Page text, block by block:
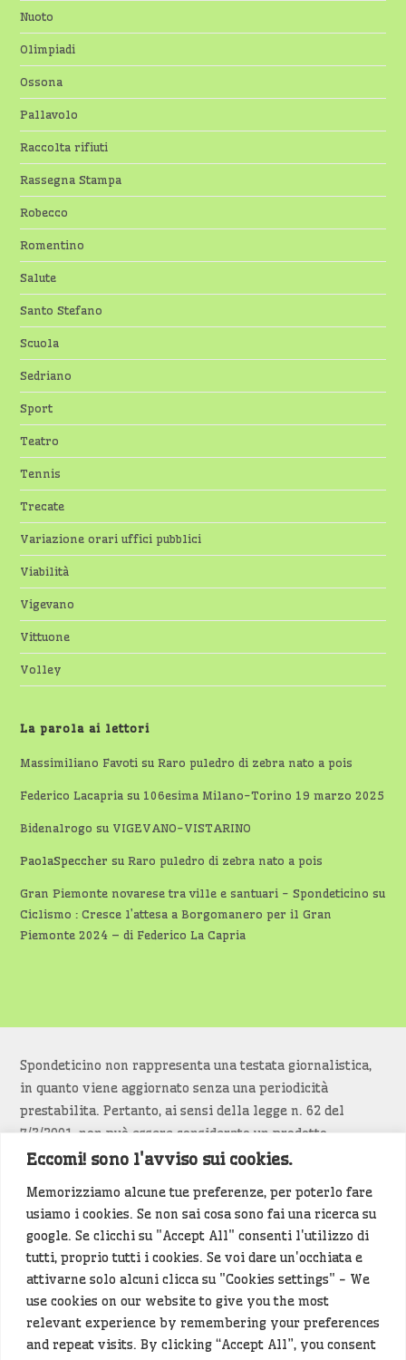
Eccomi! sono l'avviso sui cookies.
Memorizziamo alcune tue preferenze, per poterlo fare
usiamo i cookies. Se non sai cosa sono fai una ricerca su
google. Se clicchi su "Accept All" consenti l'utilizzo di
tutti, proprio tutti i cookies. Se voi dare un'occhiata e
attivarne solo alcuni clicca su "Cookies settings" - We
use cookies on our website to give you the most
relevant experience by remembering your preferences
and repeat visits. By clicking “Accept All”, you consent
Nuoto
Olimpiadi
Ossona
Pallavolo
Raccolta rifiuti
Rassegna Stampa
Robecco
Romentino
Salute
Santo Stefano
Scuola
Sedriano
Sport
Teatro
Tennis
Trecate
Variazione orari uffici pubblici
Viabilità
Vigevano
Vittuone
Volley
La parola ai lettori
Massimiliano Favoti suRaro puledro di zebra nato a pois
Federico Lacapria su 106esima Milano-Torino 19 marzo 2025
Bidenalrogo su VIGEVANO-VISTARINO
PaolaSpeccher suRaro puledro di zebra nato a pois
Gran Piemonte novarese tra ville e santuari - Spondeticino su
Ciclismo : Cresce l’attesa a Borgomanero per il Gran
Piemonte 2024 – di Federico La Capria
Spondeticino non rappresenta una testata giornalistica,
in quanto viene aggiornato senza una periodicità
prestabilita. Pertanto, ai sensi della legge n. 62 del
7/3/2001, non può essere considerato un prodotto
editoriale.
Siamo attenti a non violare copyright e diritti
d’immagine. Se un contenuto è di tua proprietà e vuoi
richiederne la rimozionediccelo(<- clicca per inviarci un
messaggio).
Alcuni articoli sono generati in bozza rielaborando, con
l'intelligenza artificiale generativa, contenuti
provenienti da fonti istituzionali e altri siti di interesse